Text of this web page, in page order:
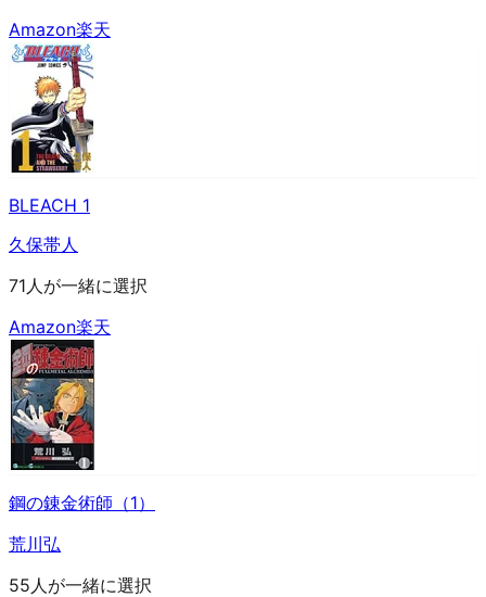
Amazon楽天
BLEACH 1
久保帯人
71人が一緒に選択
Amazon楽天
鋼の錬金術師（1）
荒川弘
55人が一緒に選択